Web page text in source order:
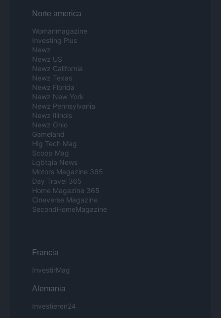
Norte america
Womanmagazine
Investing Plus
Newz
Newz US
Newz California
Newz Texas
Newz Florida
Newz New York
Newz Pennsylvania
Newz Illinois
Newz Ohio
Gameland
Hig Tech Mag
Scoop Mag
Lgbtqia News
Motors Magazine 365
Day Travel 365
Home Magazine 365
Cineverse Magazine
SecondHomeMagazine
Francia
InvestirMag
Alemania
Investieren24